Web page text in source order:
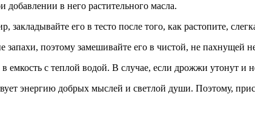
добавлении в него растительного масла.
его в тесто после того, как растопите,
запахи, поэтому замешивайте его в чистой, не пахнущей
емкость с теплой водой. В случае, если дрожжи утонут и
энергию добрых мыслей и светлой души. Поэтому,